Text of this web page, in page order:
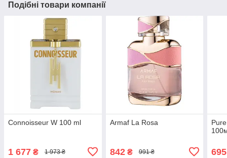
Подібні товари компанії
Connoisseur W 100 ml
1 677 ₴ 1 973 ₴
Armaf La Rosa
842₴ 991 ₴ 695